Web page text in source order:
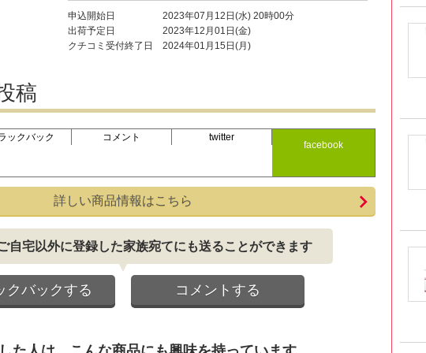
申込開始日
2023年07月12日(水) 20時00分
出荷予定日
2023年12月01日(金)
クチコミ受付終了日
2024年01月15日(月)
稿
ックバック コメント twitter
facebook
詳しい商品情報はこちら
自宅以外に登録した家族宛てにも送ることができます
クバックする コメントする